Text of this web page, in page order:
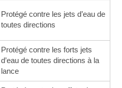
Protégé contre les jets d’eau de
toutes directions
Protégé contre les forts jets
d’eau de toutes directions à la
lance